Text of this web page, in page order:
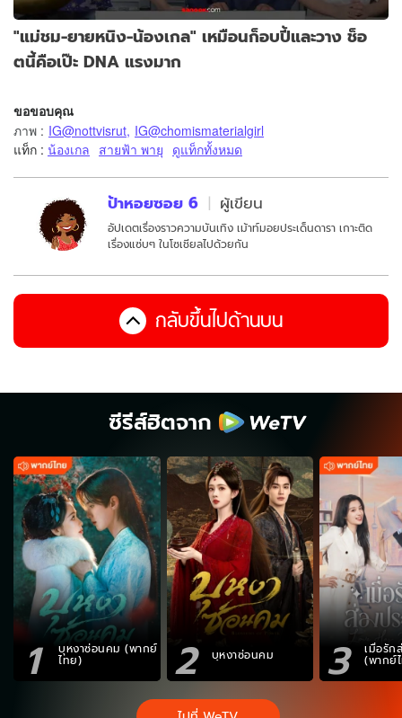
"แม่ชม-ยายหนิง-น้องเกล" เหมือนก็อบปี้และวาง ช็อ
ตนี้คือเป๊ะ DNA แรงมาก
ขอขอบคุณ
ภาพ : IG@nottvisrut, IG@chomismaterialgirl
แท็ก : น้องเกล สายฟ้า พายุ ดูแท็กทั้งหมด
ป้าหอยซอย 6 ผู้เขียน
อัปเดตเรื่องราวความบันเทิง เม้าท์มอยประเด็นดารา เกาะติด
เรื่องแซ่บๆ ในโซเชียลไปด้วยกัน
กลับขึ้นไปด้านบน
ซีรีส์ฮิตจาก
1 บุหงาซ่อนคม (พากย์
ไทย) 2 บุหงาซ่อนคม 3 เมื่อรัก
(พากย์